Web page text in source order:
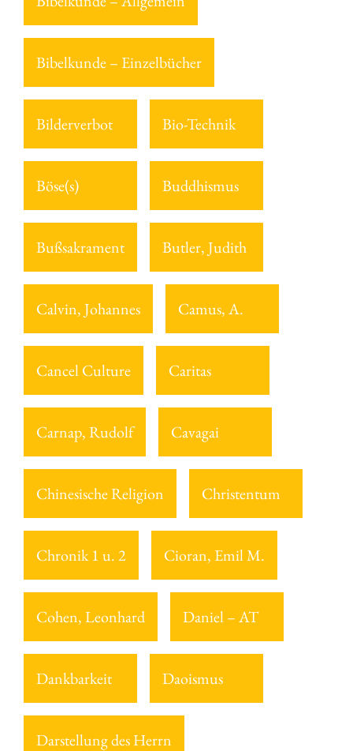
Bibelkunde – Einzelbücher
Bilderverbot Bio-Technik
Böse(s) Buddhismus
Bußsakrament Butler, Judith
Calvin, Johannes Camus, A.
Cancel Culture Caritas
Carnap, Rudolf Cavagai
Chinesische Religion Christentum
Chronik 1 u. 2 Cioran, Emil M.
Cohen, Leonhard Daniel – AT
Dankbarkeit Daoismus
Darstellung des Herrn